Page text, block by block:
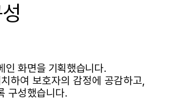
인 화면을 기획했습니다.
하여 보호자의 감정에 공감하고,
구성했습니다.